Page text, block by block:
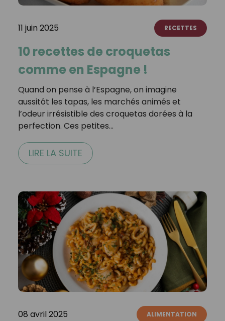
11 juin 2025 RECETTES
10 recettes de croquetas
comme en Espagne !
Quand on pense à l’Espagne, on imagine
aussitôt les tapas, les marchés animés et
l’odeur irrésistible des croquetas dorées à la
perfection. Ces petites…
LIRE LA SUITE
08 avril 2025 ALIMENTATION